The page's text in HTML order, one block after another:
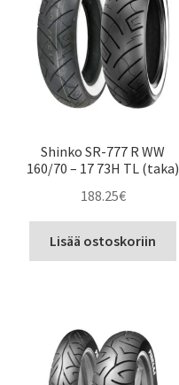
Shinko SR-777 R WW
160/70 – 17 73H TL (taka)
188.25€
Lisää ostoskoriin